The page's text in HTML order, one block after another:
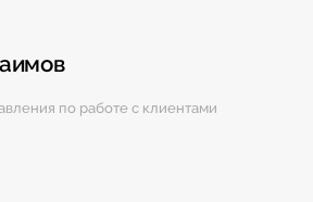
по работе с клиентами